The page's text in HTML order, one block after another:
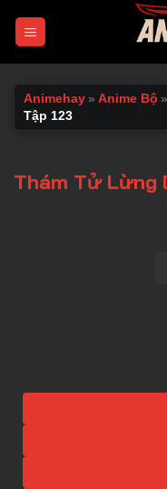
Animehay » Anime Bộ »
Tập 123
Thám Tử Lừng